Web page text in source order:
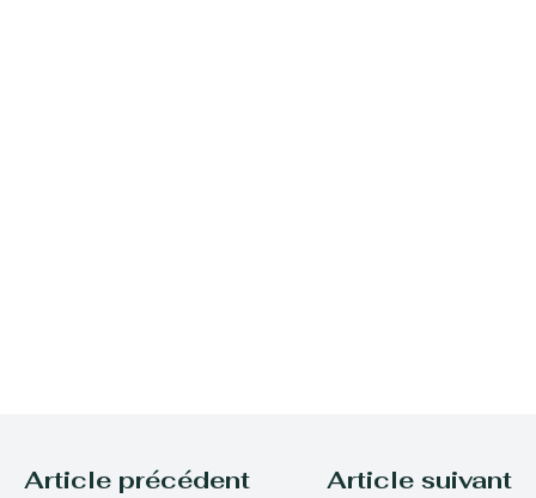
Article précédent Article suivant